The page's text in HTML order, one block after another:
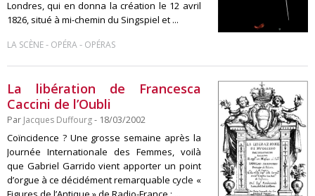
Londres, qui en donna la création le 12 avril
1826, situé à mi-chemin du Singspiel et ...
LA SCÈNE- OPÉRA- OPÉRAS
La libération de Francesca
Caccini de l’Oubli
Par Jacques Duffourg- 18/03/2002
Coïncidence ? Une grosse semaine après la
Journée Internationale des Femmes, voilà
que Gabriel Garrido vient apporter un point
d’orgue à ce décidément remarquable cycle «